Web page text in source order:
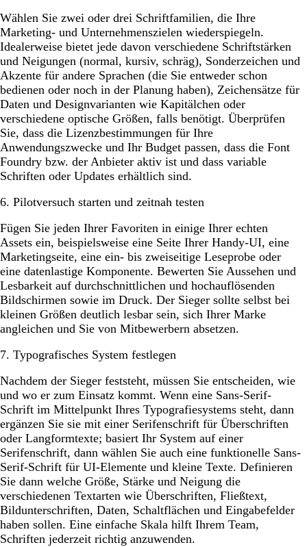
Wählen Sie zwei oder drei Schriftfamilien, die Ihre
Marketing- und Unternehmenszielen wiederspiegeln.
Idealerweise bietet jede davon verschiedene Schriftstärken
und Neigungen (normal, kursiv, schräg), Sonderzeichen und
Akzente für andere Sprachen (die Sie entweder schon
bedienen oder noch in der Planung haben), Zeichensätze für
Daten und Designvarianten wie Kapitälchen oder
verschiedene optische Größen, falls benötigt. Überprüfen
Sie, dass die Lizenzbestimmungen für Ihre
Anwendungszwecke und Ihr Budget passen, dass die Font
Foundry bzw. der Anbieter aktiv ist und dass variable
Schriften oder Updates erhältlich sind.
6. Pilotversuch starten und zeitnah testen
Fügen Sie jeden Ihrer Favoriten in einige Ihrer echten
Assets ein, beispielsweise eine Seite Ihrer Handy-UI, eine
Marketingseite, eine ein- bis zweiseitige Leseprobe oder
eine datenlastige Komponente. Bewerten Sie Aussehen und
Lesbarkeit auf durchschnittlichen und hochauflösenden
Bildschirmen sowie im Druck. Der Sieger sollte selbst bei
kleinen Größen deutlich lesbar sein, sich Ihrer Marke
angleichen und Sie von Mitbewerbern absetzen.
7. Typografisches System festlegen
Nachdem der Sieger feststeht, müssen Sie entscheiden, wie
und wo er zum Einsatz kommt. Wenn eine Sans-Serif-
Schrift im Mittelpunkt Ihres Typografiesystems steht, dann
ergänzen Sie sie mit einer Serifenschrift für Überschriften
oder Langformtexte; basiert Ihr System auf einer
Serifenschrift, dann wählen Sie auch eine funktionelle Sans-
Serif-Schrift für UI-Elemente und kleine Texte. Definieren
Sie dann welche Größe, Stärke und Neigung die
verschiedenen Textarten wie Überschriften, Fließtext,
Bildunterschriften, Daten, Schaltflächen und Eingabefelder
haben sollen. Eine einfache Skala hilft Ihrem Team,
Schriften jederzeit richtig anzuwenden.